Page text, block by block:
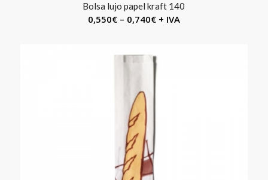
Bolsa lujo papel kraft 140
0,550€– 0,740€+ IVA